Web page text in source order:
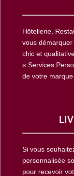
Hôtellerie,
vous
chic et
« Services
de votre marque
Si vous
personnalisée
pour recevoir